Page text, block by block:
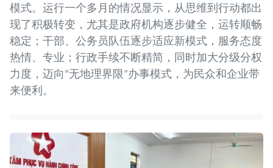
模式。运行一个多月的情况显示，从思维到行动都出
现了积极转变，尤其是政府机构逐步健全，运转顺畅
稳定；干部、公务员队伍逐步适应新模式，服务态度
热情、专业；行政手续不断精简，同时加大分级分权
力度，迈向“无地理界限”办事模式，为民众和企业带
来便利。